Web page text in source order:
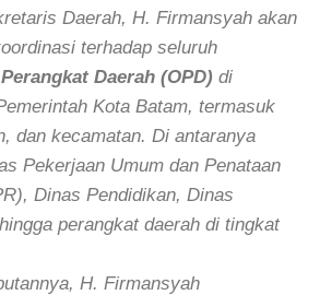
Daerah, H. Firmansyah akan
terhadap seluruh
Daerah (OPD) di
Kota Batam, termasuk
dan kecamatan. Di antaranya
Pekerjaan Umum dan Penataan
Dinas Pendidikan, Dinas
perangkat daerah di tingkat
H. Firmansyah